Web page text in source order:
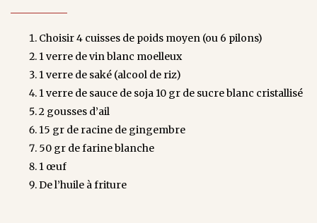
Choisir 4 cuisses de poids moyen (ou 6 pilons)
1 verre de vin blanc moelleux
1 verre de saké (alcool de riz)
1 verre de sauce de soja 10 gr de sucre blanc cristallisé
2 gousses d’ail
15 gr de racine de gingembre
50 gr de farine blanche
1 œuf
De l’huile à friture